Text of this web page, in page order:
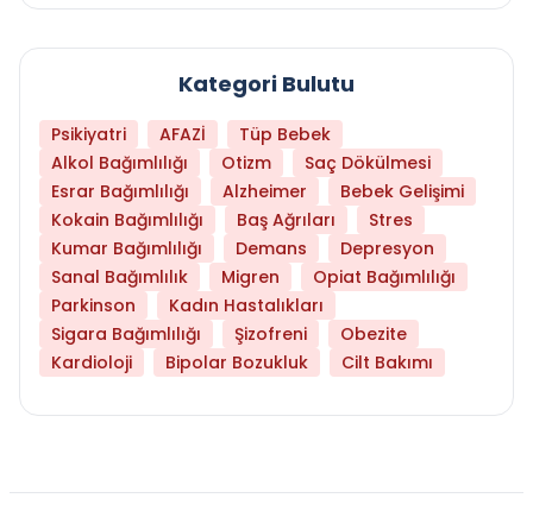
Kategori Bulutu
Psikiyatri AFAZİ
Tüp Bebek
Alkol Bağımlılığı
Otizm
Saç Dökülmesi
Esrar Bağımlılığı
Alzheimer
Bebek Gelişimi
Kokain Bağımlılığı
Baş Ağrıları
Stres
Kumar Bağımlılığı
Demans
Depresyon
Sanal Bağımlılık
Migren
Opiat Bağımlılığı
Parkinson
Kadın Hastalıkları
Sigara Bağımlılığı
Şizofreni
Obezite
Kardioloji
Bipolar Bozukluk Cilt Bakımı